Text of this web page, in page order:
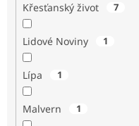
Křesťanský život 7
Lidové Noviny 1
Lípa 1
Malvern 1